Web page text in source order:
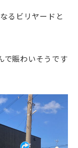
るビリヤードと
で賑わいそうです